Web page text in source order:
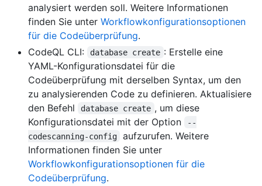
analysiert werden soll. Weitere Informationen
finden Sie unter Workflowkonfigurationsoptionen
für die Codeüberprüfung.
CodeQL CLI:
database create : Erstelle eine
YAML-Konfigurationsdatei für die
Codeüberprüfung mit derselben Syntax, um den
zu analysierenden Code zu definieren. Aktualisiere
den Befehl
database create , um diese
Konfigurationsdatei mit der Option
--
codescanning-config
aufzurufen. Weitere
Informationen finden Sie unter
Workflowkonfigurationsoptionen für die
Codeüberprüfung.